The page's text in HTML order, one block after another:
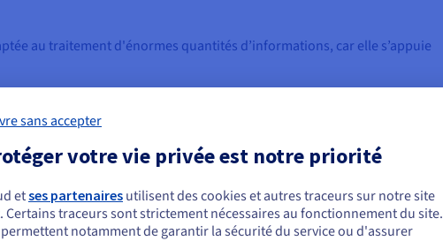
au traitement d'énormes quantités d’informations, car elle s’appuie
vous pouvez lancer votre application en production dès le
coûts pour le GPU as a Service
semblez être localisé en États-Unis.
sans accepter
votre vie privée est notre priorité
etses partenaires utilisent des cookies et autres traceurs sur notre site
Certains traceurs sont strictement nécessaires au fonctionnement du site.
notamment de garantir la sécurité du service ou d'assurer